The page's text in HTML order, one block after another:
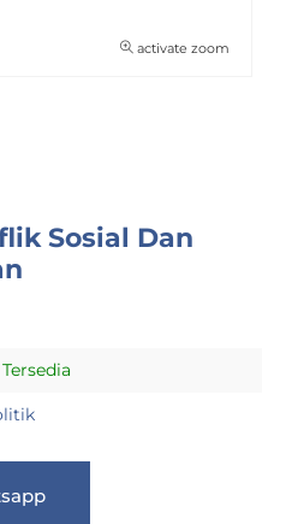
activate zoom
Sosial Dan
Tersedia